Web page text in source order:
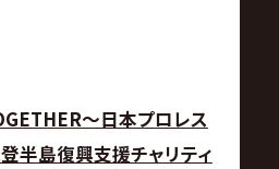
～日本プロレス
半島復興支援チャリティ